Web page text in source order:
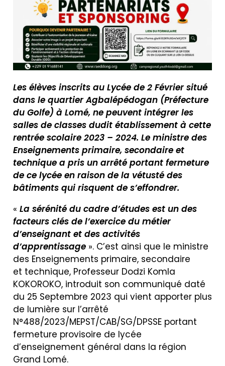
Les élèves inscrits au Lycée de 2 Février situé
dans le quartier Agbalépédogan (Préfecture
du Golfe) à Lomé, ne peuvent intégrer les
salles de classes dudit établissement à cette
rentrée scolaire 2023 – 2024. Le ministre des
Enseignements primaire, secondaire et
technique a pris un arrêté portant fermeture
de ce lycée en raison de la vétusté des
bâtiments qui risquent de s’effondrer.
« La sérénité du cadre d’études est un des
facteurs clés de l’exercice du métier
d’enseignant et des activités
d’apprentissage ». C’est ainsi que le ministre
des Enseignements primaire, secondaire
et technique, Professeur Dodzi Komla
KOKOROKO, introduit son communiqué daté
du 25 Septembre 2023 qui vient apporter plus
de lumière sur l’arrêté
N°488/2023/MEPST/CAB/SG/DPSSE portant
fermeture provisoire de lycée
d’enseignement général dans la région
Grand Lomé.